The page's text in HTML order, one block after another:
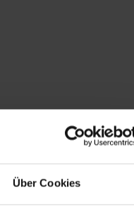
Über Cookies